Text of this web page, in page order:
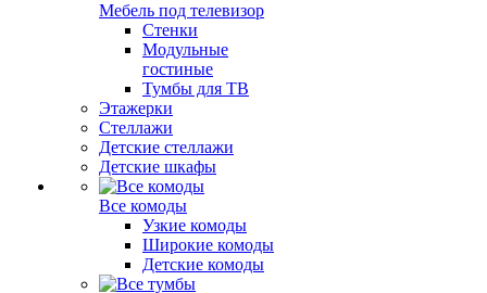
Мебель под телевизор
Стенки
Модульные
гостиные
Тумбы для ТВ
Этажерки
Стеллажи
Детские стеллажи
Детские шкафы
Все комоды
Узкие комоды
Широкие комоды
Детские комоды